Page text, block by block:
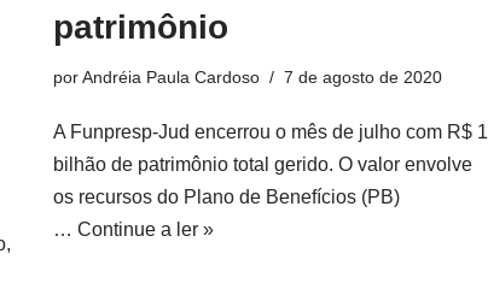
patrimônio
porAndréia Paula Cardoso 7 de agosto de 2020
A Funpresp-Jud encerrou o mês de julho com R$ 1
bilhão de patrimônio total gerido. O valor envolve
os recursos do Plano de Benefícios (PB)
… Continue a ler »